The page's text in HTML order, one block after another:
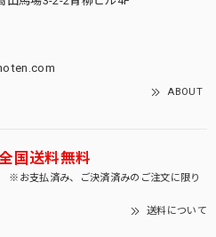
ABOUT
国送料無料
※お支払済み、ご決済済みのご注文に限り
送料について